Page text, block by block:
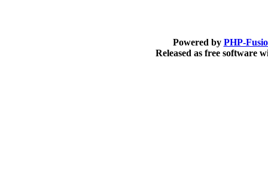
Powered by PHP-
Released as free software